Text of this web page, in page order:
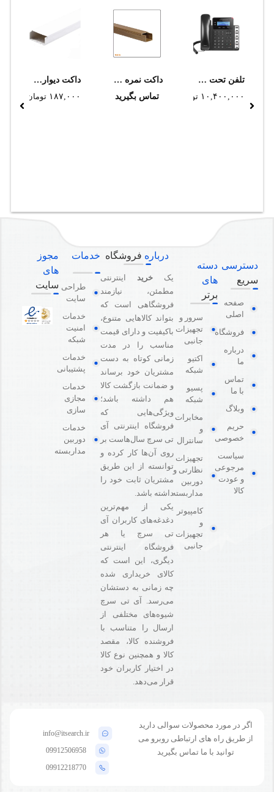
تلفن تحت شبکه گرند استریم مدل GXP1628
۱۰,۴۰۰,۰۰۰ تومان
داکت نمره 40*35 طرح چوب سوپيتا
تماس بگیرید
داکت ديواري دانوب 60*120
۱۸۷,۰۰۰ تومان
دسترسی
سریع
صفحه
اصلی
فروشگاه
درباره
ما
تماس
با ما
وبلاگ
حریم
خصوصی
سیاست
مرجوعی
و عودت
کالا
دسته
های
برتر
سرور و
تجهیزات
جانبی
اکتیو
شبکه
پسیو
شبکه
مخابرات
و
سانترال
تجهیزات
نظارتی و
دوربین
مداربسته
کامپیوتر
و
تجهیزات
جانبی
درباره فروشگاه
یک خریداینترنتی
مطمئن، نیازمند
فروشگاهی است که
بتواند کالاهایی متنوع،
باکیفیت و دارای قیمت
مناسب را در مدت
زمانی کوتاه به دست
مشتریان خود برساند
و ضمانت بازگشت کالا
هم داشته باشد؛
ویژگی‌هایی که
فروشگاه اینترنتی آی
تی سرچ سال‌هاست بر
روی آن‌ها کار کرده و
توانسته از این طریق
مشتریان ثابت خود را
داشته باشد.
یکی از مهم‌ترین
دغدغه‌های کاربران آی
تی سرچ یا هر
فروشگاه‌ اینترنتی
دیگری، این است که
کالای خریداری شده
چه زمانی به دستشان
می‌رسد. آی تی سرچ
شیوه‌های مختلفی از
ارسال را متناسب با
فروشنده کالا،‌ مقصد
کالا و همچنین نوع کالا
در اختیار کاربران خود
قرار می‌دهد.
خدمات
طراحی
سایت
خدمات
امنیت
شبکه
خدمات
پشتیبانی
خدمات
مجازی
سازی
خدمات
دوربین
مداربسته
مجوز
های
سایت
اگر در مورد محصولات سوالی دارید
از طریق راه های ارتباطی روبرو می
توانید با ما تماس بگیرید
info@itsearch.ir
09912506958
09912218770